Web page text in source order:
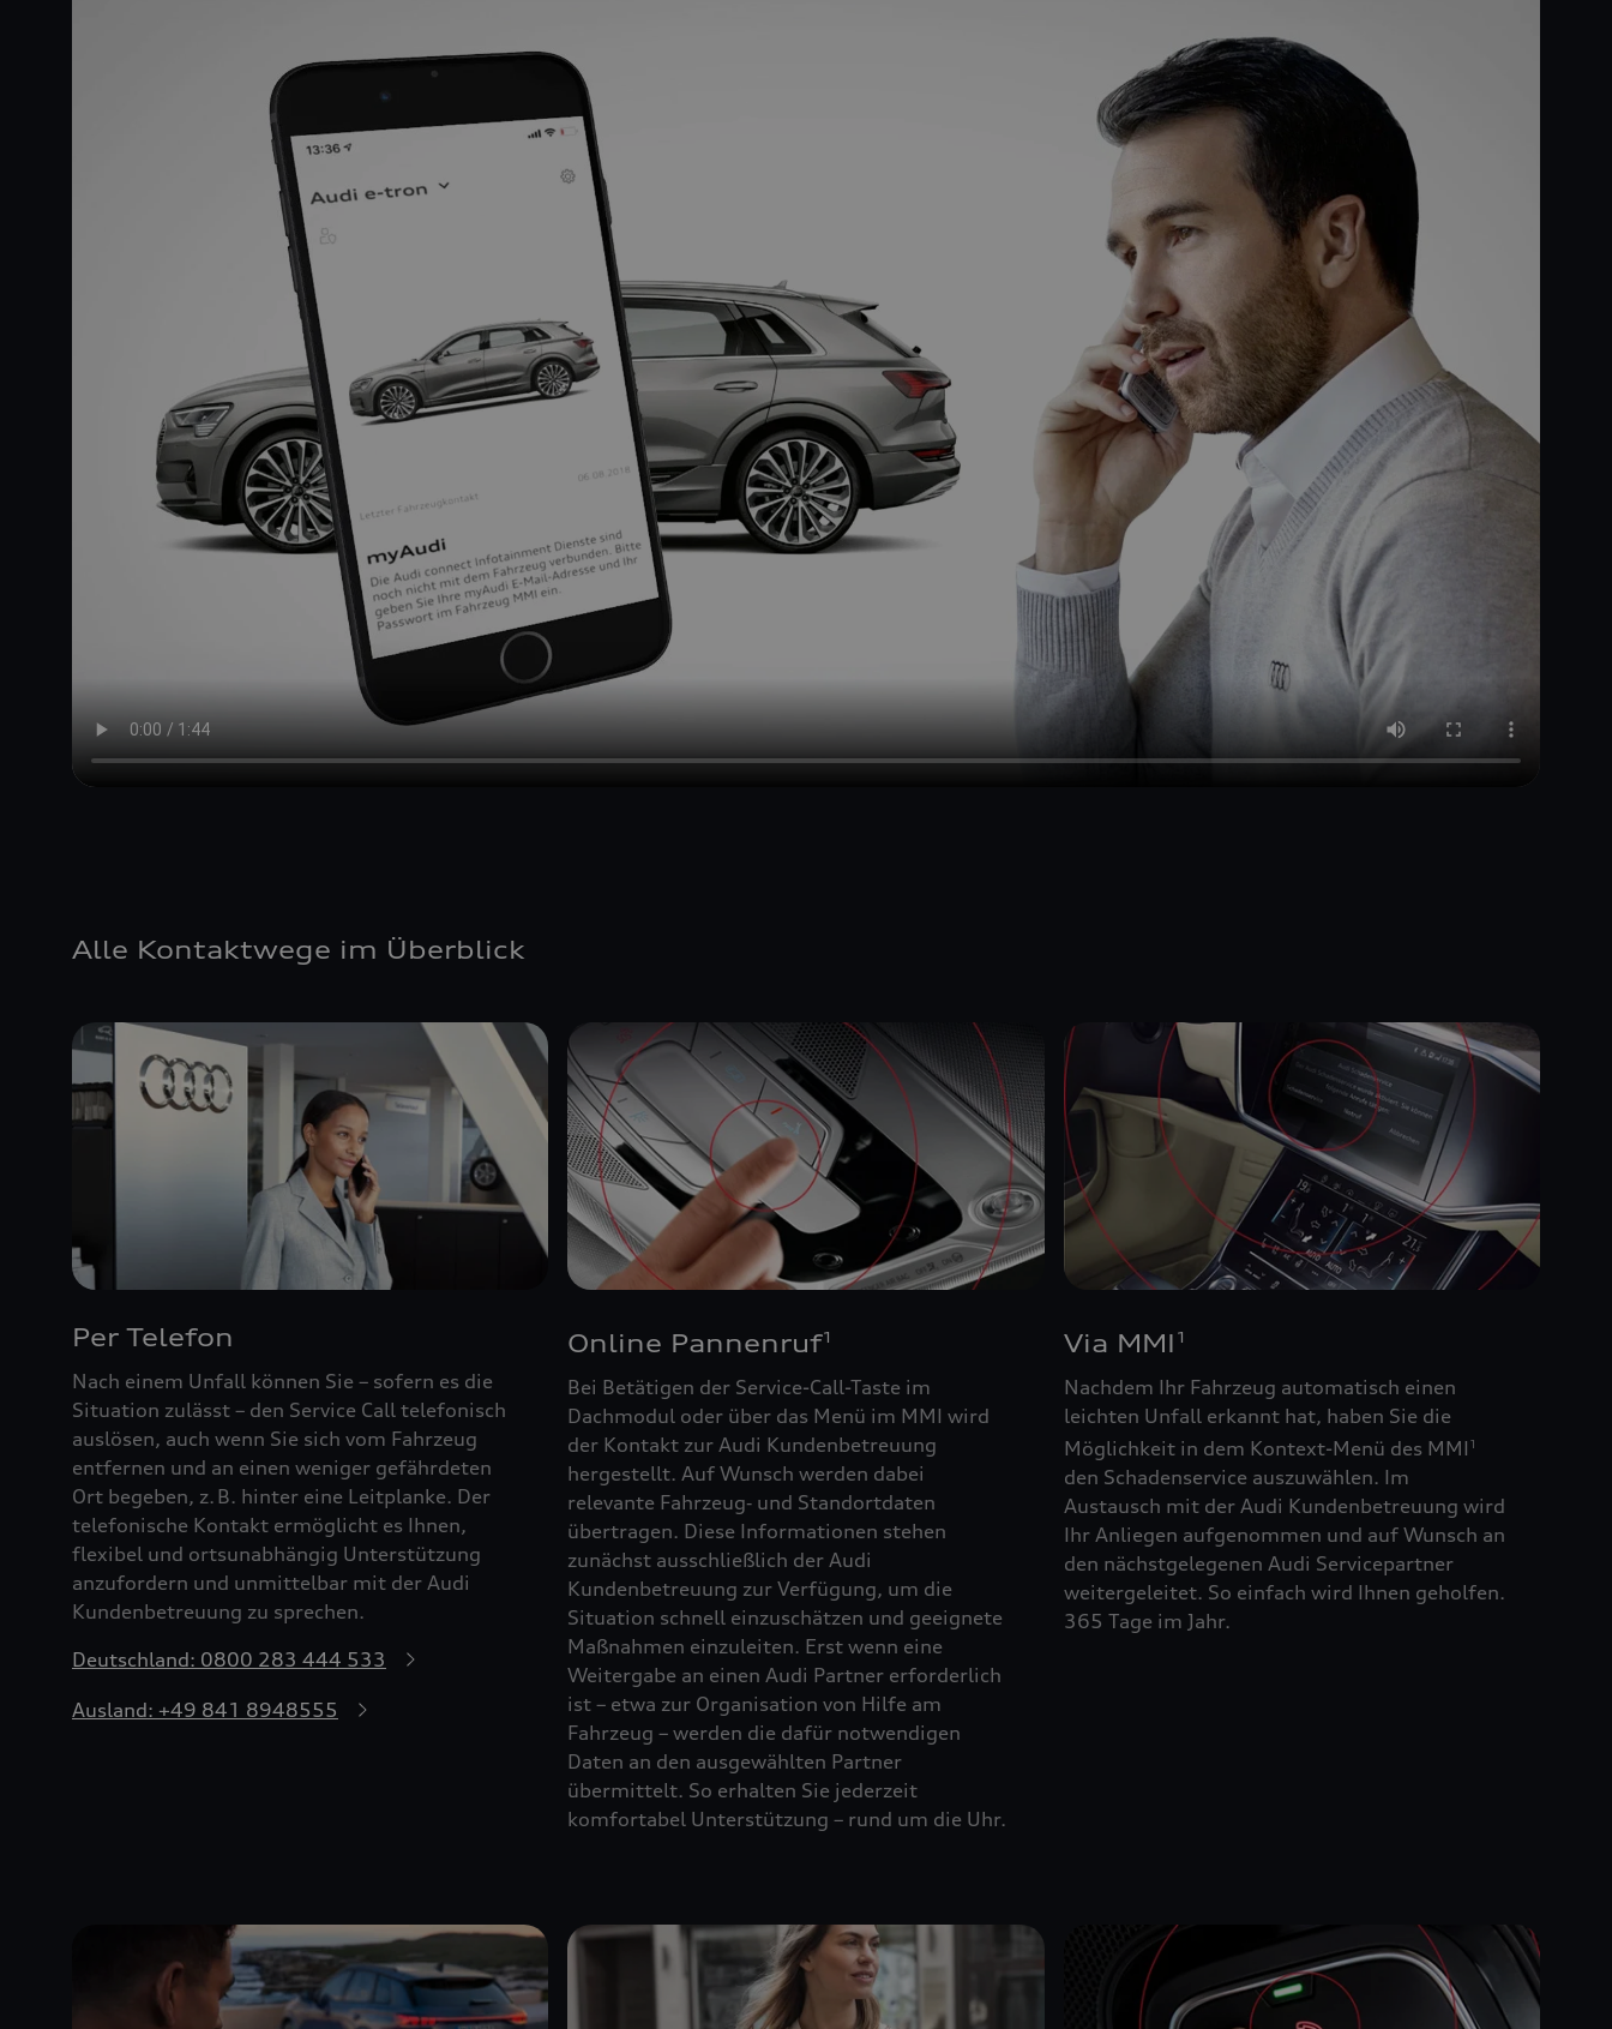
Alle Kontaktwege im Überblick
Per Telefon
Nach einem Unfall können Sie – sofern es die
Situation zulässt – den Service Call telefonisch
auslösen, auch wenn Sie sich vom Fahrzeug
entfernen und an einen weniger gefährdeten
Ort begeben, z. B. hinter eine Leitplanke. Der
telefonische Kontakt ermöglicht es Ihnen,
flexibel und ortsunabhängig Unterstützung
anzufordern und unmittelbar mit der Audi
Kundenbetreuung zu sprechen.
Deutschland: 0800 283 444 533
Ausland: +49 841 8948555
Online Pannenruf1
Bei Betätigen der Service-Call-Taste im
Dachmodul oder über das Menü im MMI wird
der Kontakt zur Audi Kundenbetreuung
hergestellt. Auf Wunsch werden dabei
relevante Fahrzeug‑ und Standortdaten
übertragen. Diese Informationen stehen
zunächst ausschließlich der Audi
Kundenbetreuung zur Verfügung, um die
Situation schnell einzuschätzen und geeignete
Maßnahmen einzuleiten. Erst wenn eine
Weitergabe an einen Audi Partner erforderlich
ist – etwa zur Organisation von Hilfe am
Fahrzeug – werden die dafür notwendigen
Daten an den ausgewählten Partner
übermittelt. So erhalten Sie jederzeit
komfortabel Unterstützung – rund um die Uhr.
Via MMI 1
Nachdem Ihr Fahrzeug automatisch einen
leichten Unfall erkannt hat, haben Sie die
Möglichkeit in dem Kontext-Menü des MMI 1
den Schadenservice auszuwählen. Im
Austausch mit der Audi Kundenbetreuung wird
Ihr Anliegen aufgenommen und auf Wunsch an
den nächstgelegenen Audi Servicepartner
weitergeleitet. So einfach wird Ihnen geholfen.
365 Tage im Jahr.